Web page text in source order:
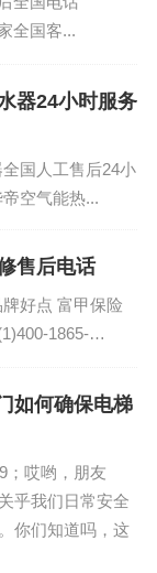
全国客...
器24小时服务
国人工售后24小
气能热...
售后电话
好点 富甲保险
1865-
如何确保电梯
；哎哟，朋友
乎我们日常安全
你们知道吗，这